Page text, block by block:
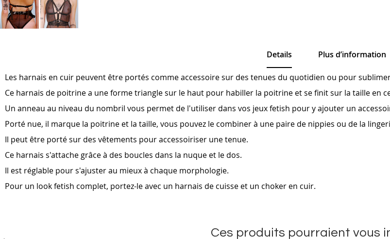
of
the
images
Details
Les harnais en cuir peuvent être portés comme accessoire sur des tenues du quotidien ou pour
Ce harnais de poitrine a une forme triangle sur le haut pour habiller la poitrine et se finit sur la taille en
Un anneau au niveau du nombril vous permet de l'utiliser dans vos jeux fetish pour y ajouter un
Porté nue, il marque la poitrine et la taille, vous pouvez le combiner à une paire de nippies ou de la
Il peut être porté sur des vêtements pour accessoiriser une tenue.
Ce harnais s'attache grâce à des boucles dans la nuque et le dos.
Il est réglable pour s'ajuster au mieux à chaque morphologie.
Pour un look fetish complet, portez-le avec un harnais de cuisse et un choker en cuir.
Plus d’information
Ces produits pourraient vous